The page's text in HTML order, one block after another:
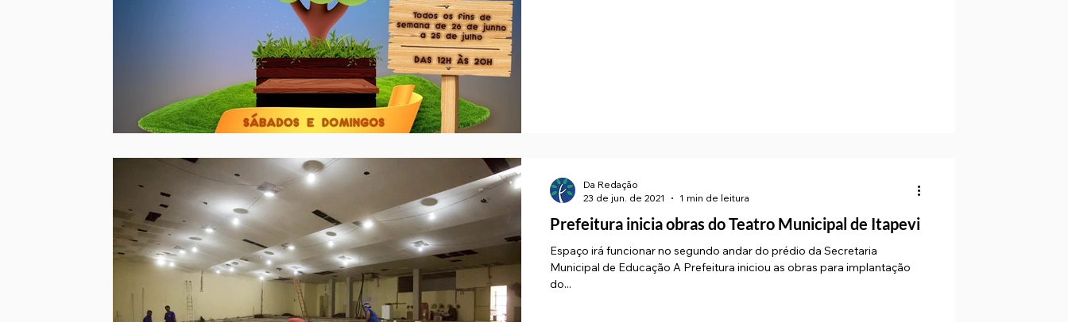
Prefeitura inicia obras do Teatro Municipal de Itapevi
Espaço irá funcionar no segundo andar do prédio da Secretaria
Municipal de Educação A Prefeitura iniciou as obras para implantação
do...
Da Redação
23 de jun. de 2021
1 min de leitura